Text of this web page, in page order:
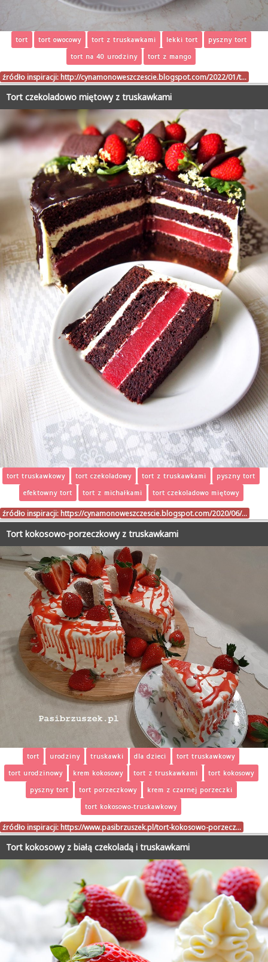
tort tort owocowy tort z truskawkami lekki tort
pyszny tort
tort na 40 urodziny
tort z mango
źródło inspiracji: http://cynamonoweszczescie.blogspot.com/2022/01/t…
Tort czekoladowo miętowy z truskawkami
tort truskawkowy tort czekoladowy tort z truskawkami
pyszny tort
efektowny tort
tort z michałkami tort czekoladowo miętowy
źródło inspiracji: https://cynamonoweszczescie.blogspot.com/2020/06/…
Tort kokosowo-porzeczkowy z truskawkami
tort urodziny truskawki dla dzieci
tort truskawkowy
tort urodzinowy
krem kokosowy tort z truskawkami
tort kokosowy
pyszny tort
tort porzeczkowy
krem z czarnej porzeczki
tort kokosowo-truskawkowy
źródło inspiracji: https://www.pasibrzuszek.pl/tort-kokosowo-porzecz…
Tort kokosowy z białą czekoladą i truskawkami